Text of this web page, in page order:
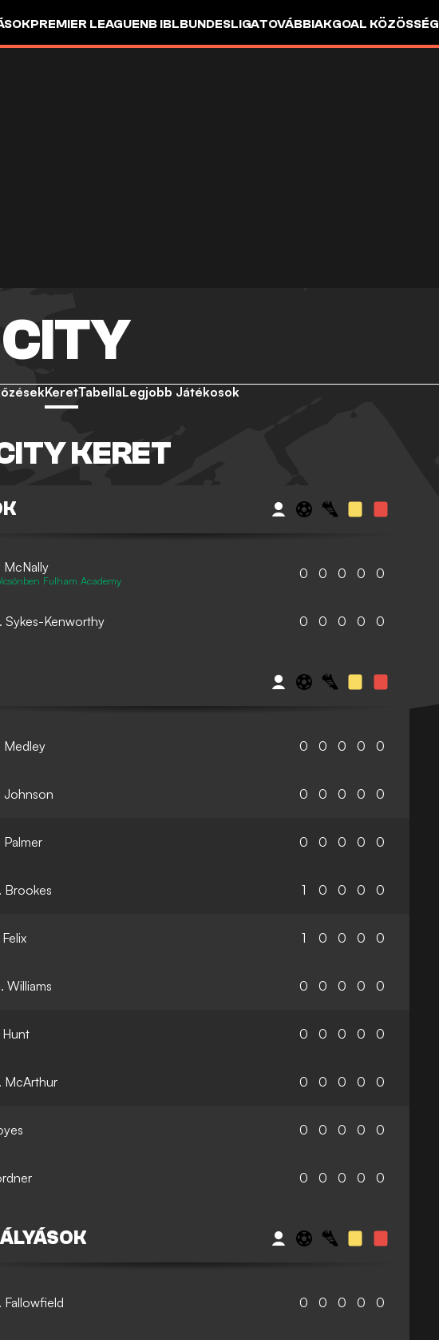
PREMIER LEAGUENB IBLBUNDESLIGATOVÁBBIAKGOAL KÖZÖSSÉG
KeretTabellaLegjobb Játékosok
KERET
McNally
Fulham Academy 0 0 0 0 0
Sykes-Kenworthy 0 0 0 0 0
Medley 0 0 0 0 0
Johnson 0 0 0 0 0
Palmer 0 0 0 0 0
Brookes 1 0 0 0 0
1 0 0 0 0
Williams 0 0 0 0 0
Hunt 0 0 0 0 0
McArthur 0 0 0 0 0
0 0 0 0 0
0 0 0 0 0
Fallowfield 0 0 0 0 0